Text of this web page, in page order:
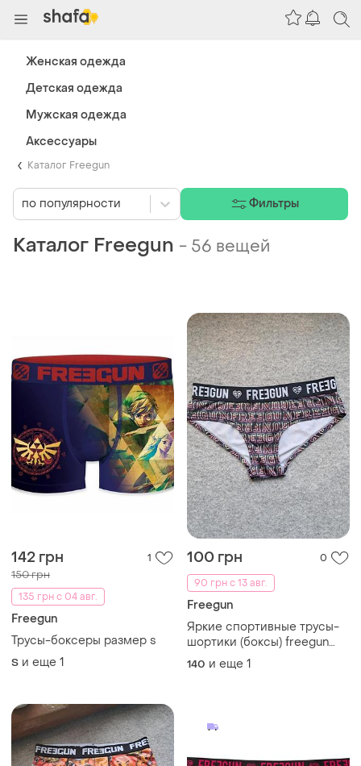
Каталог Freegun
Каталог Freegun - 56 вещей
142 грн 1
150 грн
135 грн с 04 авг.
Freegun
Трусы-боксеры размер s
S и еще 1
100 грн
0
90 грн с 13 авг.
Freegun
Яркие спортивные трусы-
шортики (боксы) freegun
для девочки 10-12 лет
140 и еще 1
по популярности Фильтры
Женская одежда
Детская одежда
Мужская одежда
Аксессуары